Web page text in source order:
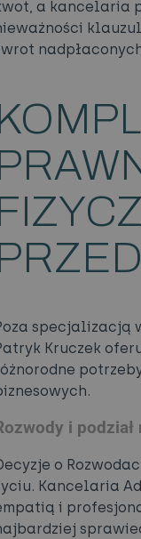
a kancelaria
specjalizacją
Kruczek
i
o
Kancelaria
i